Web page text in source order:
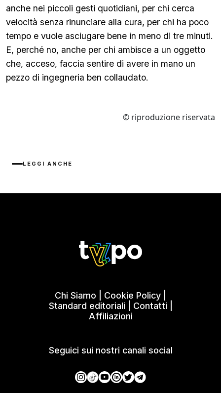
anche nei piccoli gesti quotidiani, per chi cerca
velocità senza rinunciare alla cura, per chi ha poco
tempo e vuole asciugare bene in meno di tre minuti.
E, perché no, anche per chi ambisce a un oggetto
che, acceso, faccia sentire di avere in mano un
pezzo di ingegneria ben collaudato.
© riproduzione riservata
LEGGI ANCHE
Chi Siamo Cookie Policy
Standard editoriali
Contatti
Affiliazioni
Seguici sui nostri canali social